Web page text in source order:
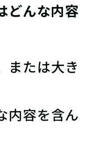
どんな内容
または大き
内容を含ん